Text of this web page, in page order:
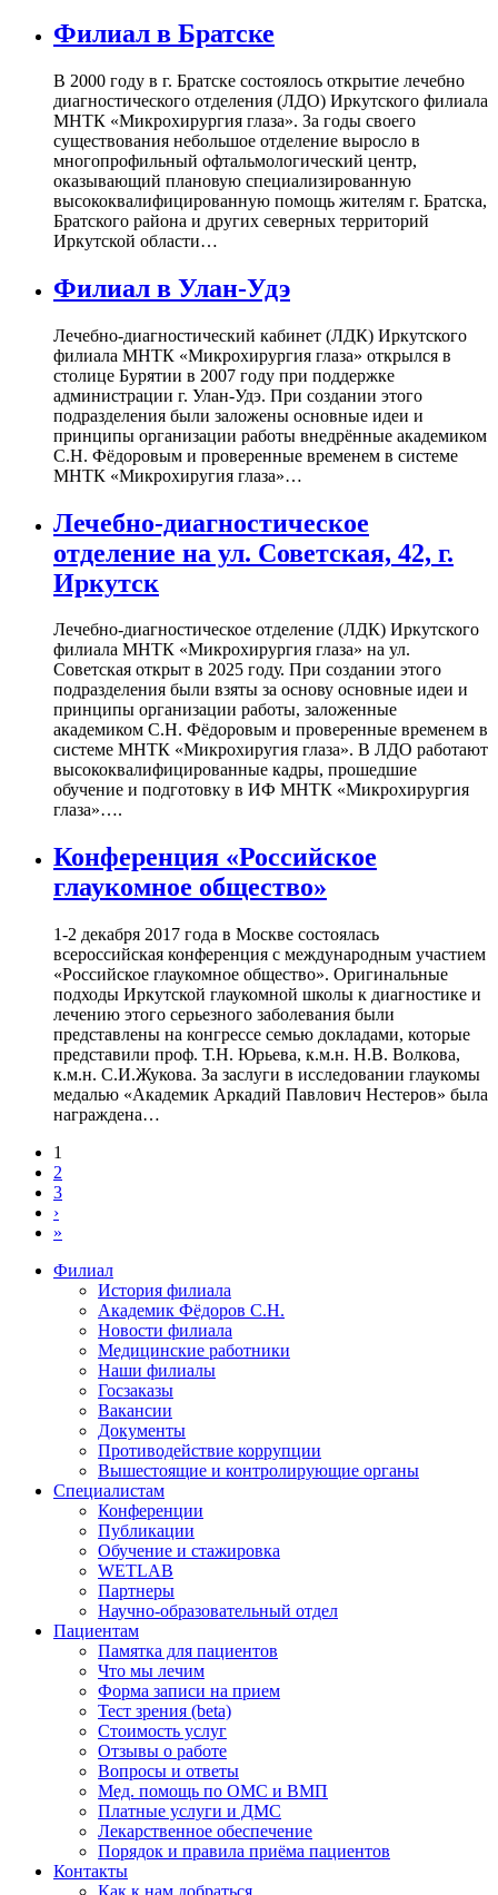
Филиал в Братске
В 2000 году в г. Братске состоялось открытие лечебно
диагностического отделения (ЛДО) Иркутского филиала
МНТК «Микрохирургия глаза». За годы своего
существования небольшое отделение выросло в
многопрофильный офтальмологический центр,
оказывающий плановую специализированную
высококвалифицированную помощь жителям г. Братска,
Братского района и других северных территорий
Иркутской области…
Филиал в Улан-Удэ
Лечебно-диагностический кабинет (ЛДК) Иркутского
филиала МНТК «Микрохирургия глаза» открылся в
столице Бурятии в 2007 году при поддержке
администрации г. Улан-Удэ. При создании этого
подразделения были заложены основные идеи и
принципы организации работы внедрённые академиком
С.Н. Фёдоровым и проверенные временем в системе
МНТК «Микрохиругия глаза»…
Лечебно-диагностическое
отделение на ул. Советская, 42, г.
Иркутск
Лечебно-диагностическое отделение (ЛДК) Иркутского
филиала МНТК «Микрохирургия глаза» на ул.
Советская открыт в 2025 году. При создании этого
подразделения были взяты за основу основные идеи и
принципы организации работы, заложенные
академиком С.Н. Фёдоровым и проверенные временем в
системе МНТК «Микрохиругия глаза». В ЛДО работают
высококвалифицированные кадры, прошедшие
обучение и подготовку в ИФ МНТК «Микрохирургия
глаза»….
Конференция «Российское
глаукомное общество»
1-2 декабря 2017 года в Москве состоялась
всероссийская конференция с международным участием
«Российское глаукомное общество». Оригинальные
подходы Иркутской глаукомной школы к диагностике и
лечению этого серьезного заболевания были
представлены на конгрессе семью докладами, которые
представили проф. Т.Н. Юрьева, к.м.н. Н.В. Волкова,
к.м.н. С.И.Жукова. За заслуги в исследовании глаукомы
медалью «Академик Аркадий Павлович Нестеров» была
награждена…
1
2
3
›
»
Филиал
История филиала
Академик Фёдоров С.Н.
Новости филиала
Медицинские работники
Наши филиалы
Госзаказы
Вакансии
Документы
Противодействие коррупции
Вышестоящие и контролирующие органы
Специалистам
Конференции
Публикации
Обучение и стажировка
WETLAB
Партнеры
Научно-образовательный отдел
Пациентам
Памятка для пациентов
Что мы лечим
Форма записи на прием
Тест зрения (beta)
Стоимость услуг
Отзывы о работе
Вопросы и ответы
Мед. помощь по ОМС и ВМП
Платные услуги и ДМС
Лекарственное обеспечение
Порядок и правила приёма пациентов
Контакты